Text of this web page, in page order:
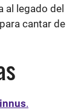
al legado del
cantar de
.